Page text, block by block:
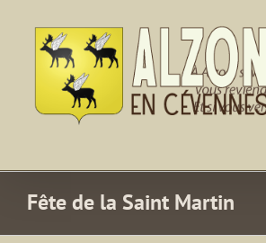
contenu
Fête de la Saint Martin